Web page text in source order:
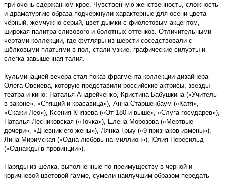
при очень сдержанном крое. Чувственную женственность, сложность
и драматургию образа подчеркнули характерные для осени цвета —
чёрный, жемчужно-серый, цвет дымки с фиолетовым акцентом,
широкая палитра сливового и болотных оттенков. Отличительными
чертами коллекции, где футляры из шерсти соседствовали с
шёлковыми платьями в пол, стали узкие, графические силуэты и
слегка завышенная талия.
Кульминацией вечера стал показ фрагмента коллекции дизайнера
Олега Овсиева, которую представили российские актрисы, звезды
театра и кино: Наталья Андрейченко, Кристина Бабушкина («Учитель
в законе», «Спящий и красавица»), Анна Старшенбаум («Катя»,
«Скажи Лео»), Ксения Князева («От 180 и выше», «Слуга государев»),
Наталья Лесниковская («Точка»), Елена Морозова («Мертвые
дочери», «Дневник его жены»), Лянка Грыу («9 признаков измены»),
Лина Миримская («Одна любовь на миллион»), Юлия Пересильд
(«Однажды в провинции»).
Наряды из шелка, выполненные по преимуществу в черной и
коричневой цветовой гамме, сумели наилучшим образом передать